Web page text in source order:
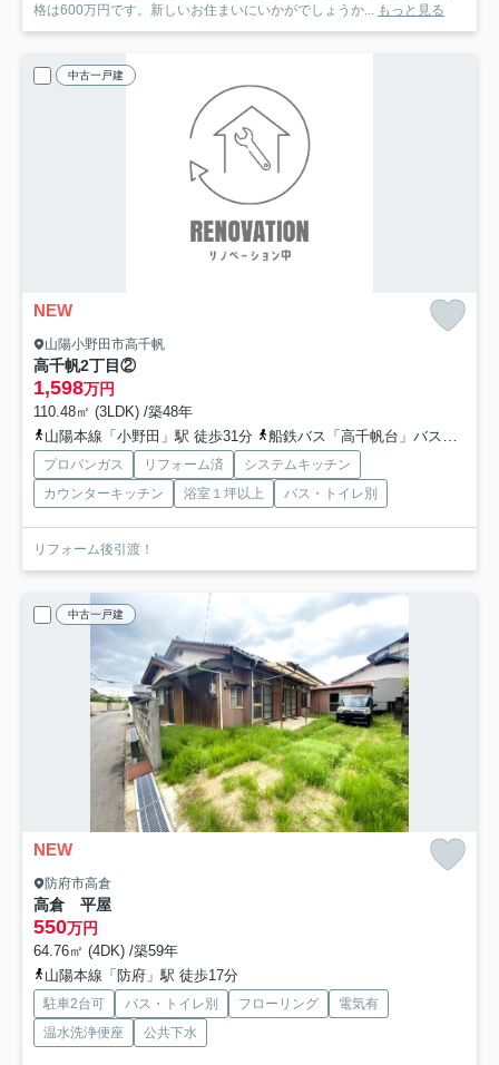
格は600万円です。新しいお住まいにいかがでしょうか... もっと見る
中古一戸建
NEW
山陽小野田市高千帆
高千帆2丁目②
1,598万円
110.48㎡ (3LDK) /築48年
山陽本線「小野田」駅 徒歩31分
船鉄バス「高千帆台」バス停下車 徒歩4分
プロパンガス リフォーム済
システムキッチン
カウンターキッチン
浴室１坪以上 バス・トイレ別
リフォーム後引渡！
中古一戸建
NEW
防府市高倉
高倉 平屋
550万円
64.76㎡ (4DK) /築59年
山陽本線「防府」駅 徒歩17分
駐車2台可 バス・トイレ別 フローリング
電気有
温水洗浄便座
公共下水